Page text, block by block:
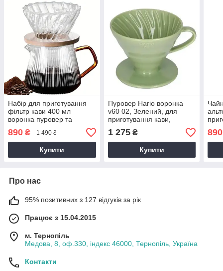
Набір для приготування
фільтр кави 400 мл
воронка пуровер та
скляний сервер заварник
890 ₴ 1 490 ₴
Купити
Пуровер Hario воронка
v60 02, Зелений, для
приготування кави,
кераміка, 400 мл, на 4
порції
1 275₴
Купити
з
v60
890
Про нас
95% позитивних з 127 відгуків за рік
Працює з 15.04.2015
м. Тернопіль
Медова, 8, оф.330, індекс 46000, Тернопіль, Україна
Контакти